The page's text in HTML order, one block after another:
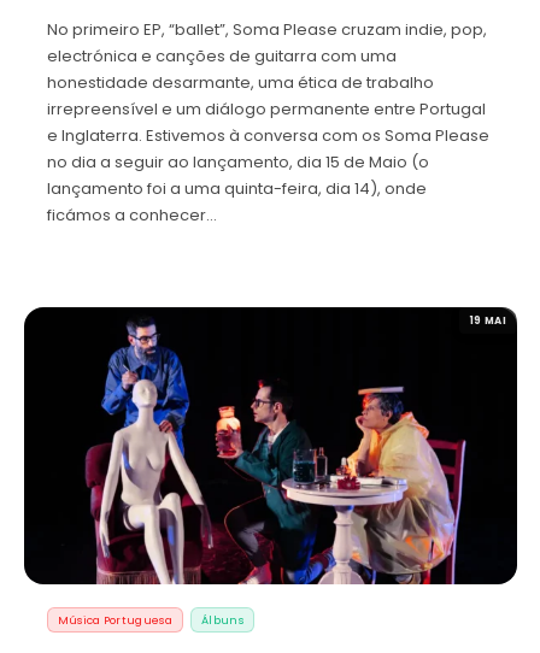
No primeiro EP, “ballet”, Soma Please cruzam indie, pop,
electrónica e canções de guitarra com uma
honestidade desarmante, uma ética de trabalho
irrepreensível e um diálogo permanente entre Portugal
e Inglaterra. Estivemos à conversa com os Soma Please
no dia a seguir ao lançamento, dia 15 de Maio (o
lançamento foi a uma quinta-feira, dia 14), onde
ficámos a conhecer…
19 MAI
Música Portuguesa Álbuns